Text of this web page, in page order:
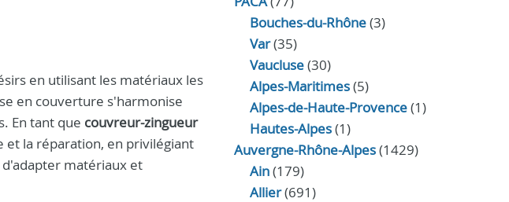
en utilisant les matériaux les
en couverture s'harmonise
En tant que couvreur-zingueur
et la réparation, en privilégiant
matériaux et
Bouches-du-Rhône(3)
Var(35)
Vaucluse(30)
Alpes-Maritimes(5)
Alpes-de-Haute-Provence(1)
Hautes-Alpes(1)
Auvergne-Rhône-Alpes(1429)
Ain(179)
Allier(691)